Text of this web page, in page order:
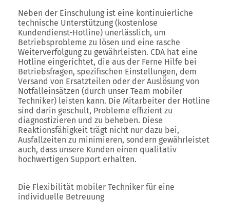
Neben der Einschulung ist eine kontinuierliche
technische Unterstützung (kostenlose
Kundendienst-Hotline) unerlässlich, um
Betriebsprobleme zu lösen und eine rasche
Weiterverfolgung zu gewährleisten. CDA hat eine
Hotline eingerichtet, die aus der Ferne Hilfe bei
Betriebsfragen, spezifischen Einstellungen, dem
Versand von Ersatzteilen oder der Auslösung von
Notfalleinsätzen (durch unser Team mobiler
Techniker) leisten kann. Die Mitarbeiter der Hotline
sind darin geschult, Probleme effizient zu
diagnostizieren und zu beheben. Diese
Reaktionsfähigkeit trägt nicht nur dazu bei,
Ausfallzeiten zu minimieren, sondern gewährleistet
auch, dass unsere Kunden einen qualitativ
hochwertigen Support erhalten.
Die Flexibilität mobiler Techniker für eine
individuelle Betreuung